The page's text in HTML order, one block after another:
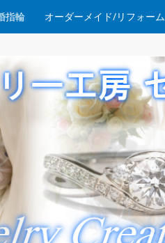
指輪 オーダーメイド/リフォーム